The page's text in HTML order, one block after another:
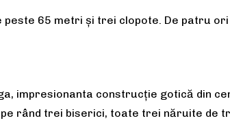
65 metri și trei clopote. De patru ori
impresionanta construcție gotică din
rând trei biserici, toate trei năruite de